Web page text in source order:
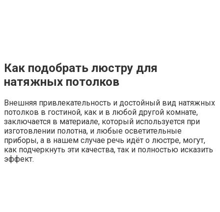
Как подобрать люстру для
натяжных потолков
Внешняя привлекательность и достойный вид натяжных
потолков в гостиной, как и в любой другой комнате,
заключается в материале, который используется при
изготовлении полотна, и любые осветительные
приборы, а в нашем случае речь идёт о люстре, могут,
как подчеркнуть эти качества, так и полностью исказить
эффект.